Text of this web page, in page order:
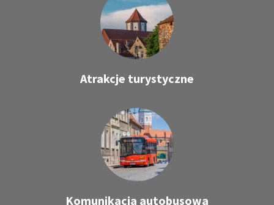
Atrakcje turystyczne
Komunikacja autobusowa